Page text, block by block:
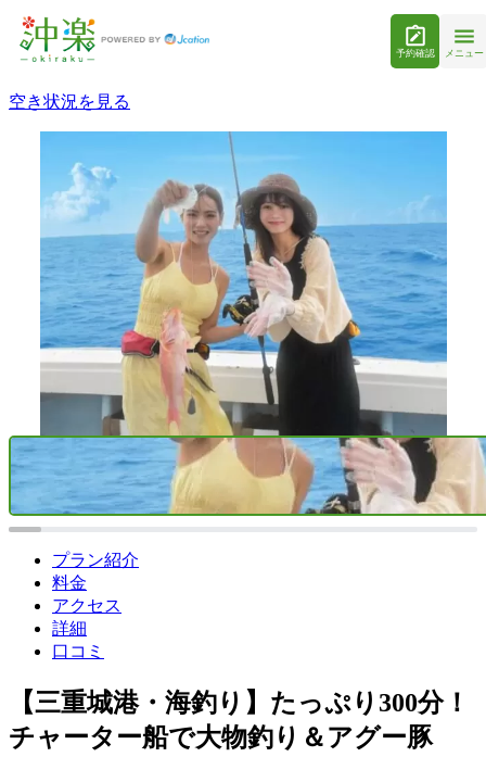
予約確認 メニュー
空き状況を見る
プラン紹介
料金
アクセス
詳細
口コミ
【三重城港・海釣り】たっぷり300分！
チャーター船で大物釣り＆アグー豚